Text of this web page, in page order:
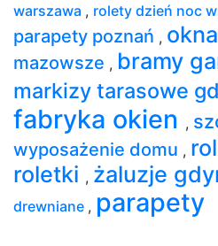
warszawa , rolety dzień noc
parapety poznań ,
mazowsze , bramy
markizy tarasowe
fabryka okien ,
wyposażenie domu ,
roletki , żaluzje
drewniane , parapety